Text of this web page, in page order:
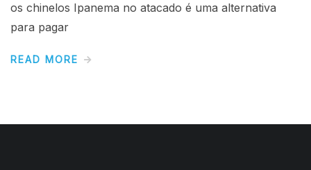
os chinelos Ipanema no atacado é uma alternativa
para pagar
READ MORE